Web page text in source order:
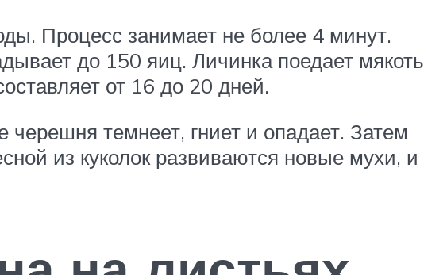
Процесс занимает не более 4 минут.
до 150 яиц. Личинка поедает мякоть
от 16 до 20 дней.
темнеет, гниет и опадает. Затем
из куколок развиваются новые мухи, и